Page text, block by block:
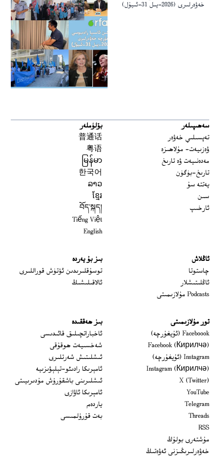
خەۋەرلىرى (2026-يىل 31-ئىيۇل)
سەھىپىلەر
تەپسىلىي خەۋەر
ۋەزىيەت- مۇلاھىزە
مەدەنىيەت ۋە تارىخ
تارىخ-بۈگۈن
يەتتە سۇ
سىن
ئارخىپ
بۆلۈملەر
普通话
粤语
မြန်မာ
한국어
ລາວ
ខ្មែរ
བོད་སྐད།
Tiếng Việt
English
ئاڭلاش
چاستوتا
ئاڭلىتىشلار
Podcasts مۇلازىمىتى
بىز بۇ يەردە
توسۇقلىرىدىن ئۆتۈش قوراللىرى
ئالاقىلىشىڭ
تور مۇلازىمىتى
Faceboook (ئۇيغۇرچە)
Opens in new window
Facebook (Кирилчә)
Opens in new window
Instagram (ئۇيغۇرچە)
Opens in new window
Instagram (Кирилчә)
Opens in new window
X (Twitter)
YouTube
Telegram
Threads
RSS
مۇشتەرى بولۇڭ
خەۋەرلىرىڭىزنى ئەۋەتىڭ
بىز ھەققىدە
ئاخباراتچىلىق قائىدىسى
شەخسىيەت ھوقۇقى
ئىشلىتىش شەرتلىرى
ئامېرىكا رادىئو-تېلېۋىزىيە
ئىشلىرىنى باشقۇرۇش مۇدىرىيىتى
ئامېرىكا ئاۋازى
ياردەم
بەت قۇرۇلمىسى